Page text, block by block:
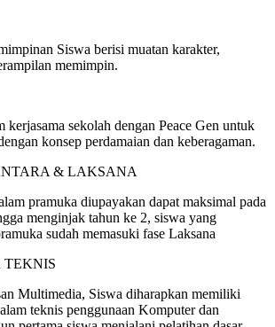
Siswa berisi muatan karakter,
memimpin.
kerjasama sekolah dengan Peace Gen untuk
konsep perdamaian dan keberagaman.
& LAKSANA
pramuka diupayakan dapat maksimal pada
menginjak tahun ke 2, siswa yang
sudah memasuki fase Laksana
Multimedia, Siswa diharapkan memiliki
teknis penggunaan Komputer dan